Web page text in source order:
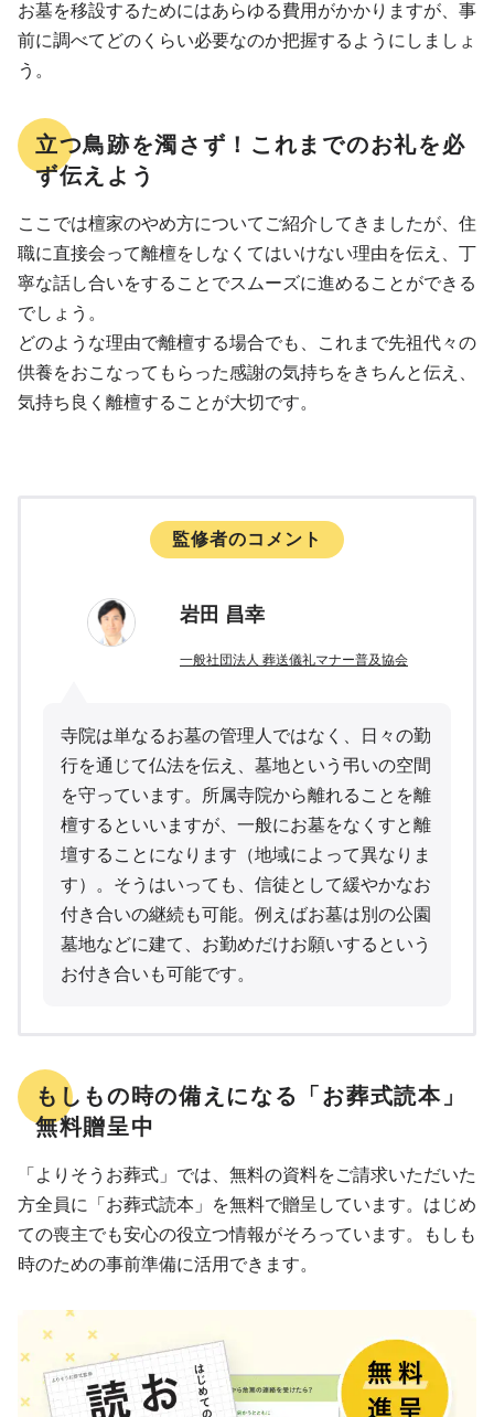
お墓を移設するためにはあらゆる費用がかかりますが、事
前に調べてどのくらい必要なのか把握するようにしましょ
う。
立つ鳥跡を濁さず！これまでのお礼を必
ず伝えよう
ここでは檀家のやめ方についてご紹介してきましたが、住
職に直接会って離檀をしなくてはいけない理由を伝え、丁
寧な話し合いをすることでスムーズに進めることができる
でしょう。
どのような理由で離檀する場合でも、これまで先祖代々の
供養をおこなってもらった感謝の気持ちをきちんと伝え、
気持ち良く離檀することが大切です。
監修者のコメント
岩田 昌幸
一般社団法人 葬送儀礼マナー普及協会
寺院は単なるお墓の管理人ではなく、日々の勤
行を通じて仏法を伝え、墓地という弔いの空間
を守っています。所属寺院から離れることを離
檀するといいますが、一般にお墓をなくすと離
壇することになります（地域によって異なりま
す）。そうはいっても、信徒として緩やかなお
付き合いの継続も可能。例えばお墓は別の公園
墓地などに建て、お勤めだけお願いするという
お付き合いも可能です。
もしもの時の備えになる「お葬式読本」
無料贈呈中
「よりそうお葬式」では、無料の資料をご請求いただいた
方全員に「お葬式読本」を無料で贈呈しています。はじめ
ての喪主でも安心の役立つ情報がそろっています。もしも
時のための事前準備に活用できます。